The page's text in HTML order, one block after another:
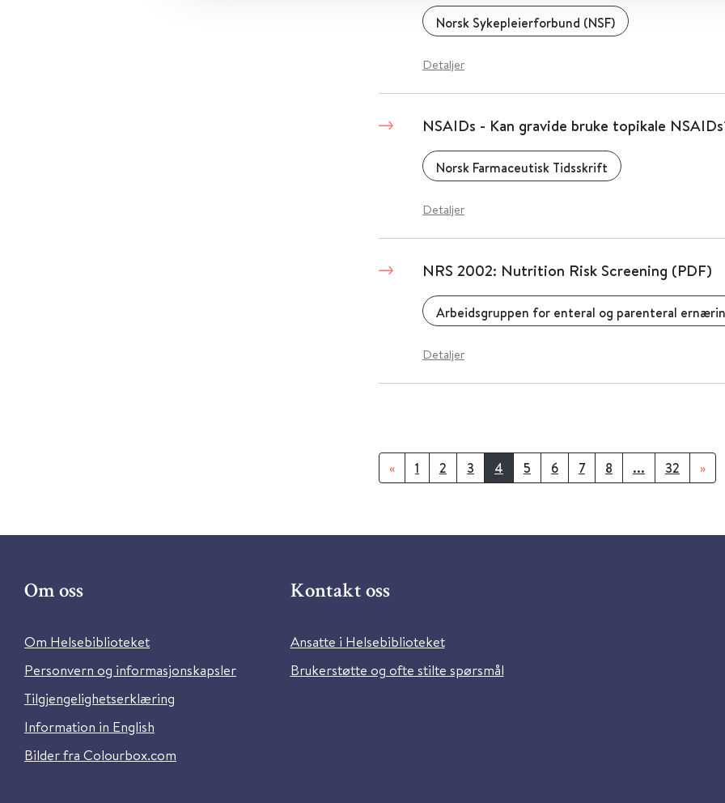
Norsk Sykepleierforbund (NSF)
Detaljer
NSAIDs - Kan gravide bruke topikale
Norsk Farmaceutisk Tidsskrift
Detaljer
NRS 2002: Nutrition Risk Screening (PDF)
Arbeidsgruppen for enteral og parenteral
Detaljer
« 1 2 3 4 5 6 7 8 ... 32 »
Om oss
Om Helsebiblioteket
Personvern og informasjonskapsler
Tilgjengelighetserklæring
Information in English
Bilder fra Colourbox.com
Kontakt oss
Ansatte i Helsebiblioteket
Brukerstøtte og ofte stilte spørsmål